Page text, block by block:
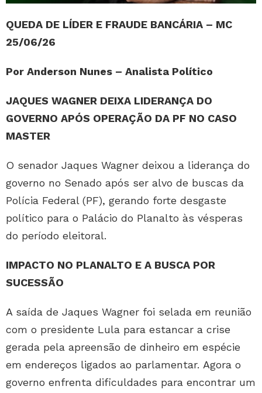
QUEDA DE LÍDER E FRAUDE BANCÁRIA – MC
25/06/26
Por Anderson Nunes – Analista Político
JAQUES WAGNER DEIXA LIDERANÇA DO
GOVERNO APÓS OPERAÇÃO DA PF NO CASO
MASTER
O senador Jaques Wagner deixou a liderança do
governo no Senado após ser alvo de buscas da
Polícia Federal (PF), gerando forte desgaste
político para o Palácio do Planalto às vésperas
do período eleitoral.
IMPACTO NO PLANALTO E A BUSCA POR
SUCESSÃO
A saída de Jaques Wagner foi selada em reunião
com o presidente Lula para estancar a crise
gerada pela apreensão de dinheiro em espécie
em endereços ligados ao parlamentar. Agora o
governo enfrenta dificuldades para encontrar um